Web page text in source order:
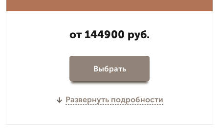
от 144900 руб.
Выбрать
Развернуть подробности